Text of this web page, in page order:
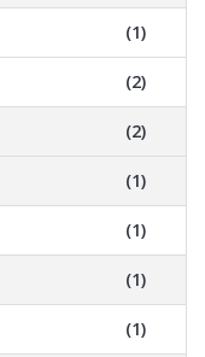
(1)
(2)
(2)
(1)
(1)
(1)
(1)